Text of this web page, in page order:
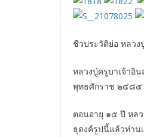
ชีวประวัติย่อ หลวง
หลวงปู่ครูบาเจ้าอิ
พุทธศักราช ๒๔๘๕
ตอนอายุ ๑๕ ปี หล
ธุดงค์รูปนี้แล้วท่าน